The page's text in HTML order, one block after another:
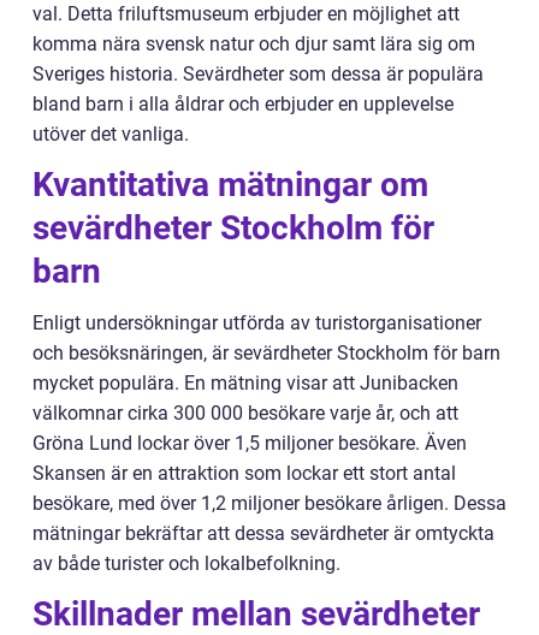
val. Detta friluftsmuseum erbjuder en möjlighet att
komma nära svensk natur och djur samt lära sig om
Sveriges historia. Sevärdheter som dessa är populära
bland barn i alla åldrar och erbjuder en upplevelse
utöver det vanliga.
Kvantitativa mätningar om
sevärdheter Stockholm för
barn
Enligt undersökningar utförda av turistorganisationer
och besöksnäringen, är sevärdheter Stockholm för barn
mycket populära. En mätning visar att Junibacken
välkomnar cirka 300 000 besökare varje år, och att
Gröna Lund lockar över 1,5 miljoner besökare. Även
Skansen är en attraktion som lockar ett stort antal
besökare, med över 1,2 miljoner besökare årligen. Dessa
mätningar bekräftar att dessa sevärdheter är omtyckta
av både turister och lokalbefolkning.
Skillnader mellan sevärdheter